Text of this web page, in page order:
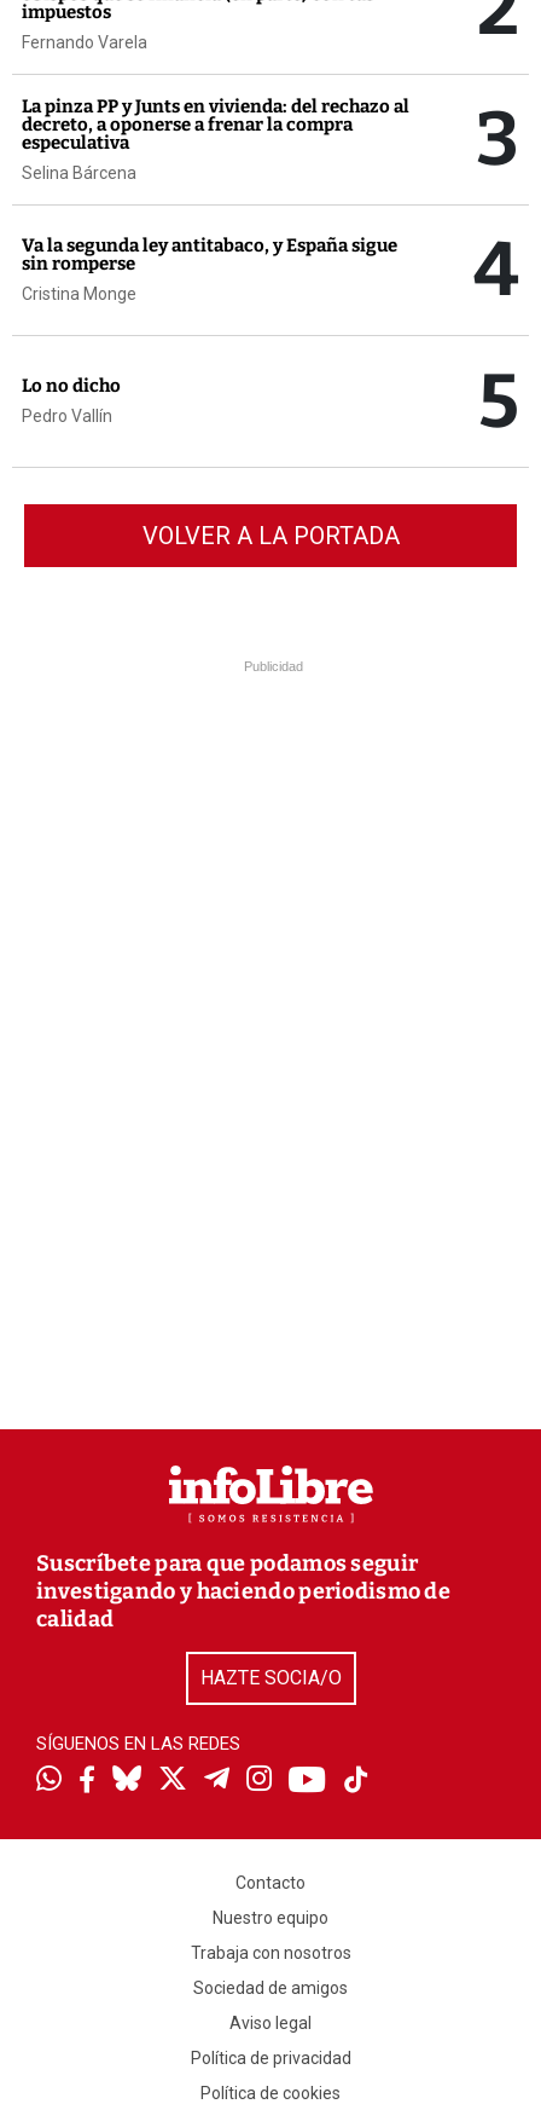
impuestos
Fernando Varela
La pinza PP y Junts en vivienda: del rechazo al
decreto, a oponerse a frenar la compra
especulativa
Selina Bárcena 3
Va la segunda ley antitabaco, y España sigue
sin romperse
Cristina Monge 4
Lo no dicho
Pedro Vallín 5
VOLVER A LA PORTADA
Publicidad
Suscríbete para que podamos seguir
investigando y haciendo periodismo de
calidad
HAZTE SOCIA/O
SÍGUENOS EN LAS REDES
Contacto
Nuestro equipo
Trabaja con nosotros
Sociedad de amigos
Aviso legal
Política de privacidad
Política de cookies